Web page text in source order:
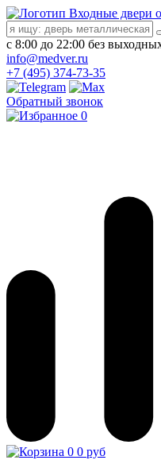
Входные двери
с 8:00 до 22:00 без
info@medver.ru
+7 (495) 374-73-35
Обратный звонок
0
0 0 руб